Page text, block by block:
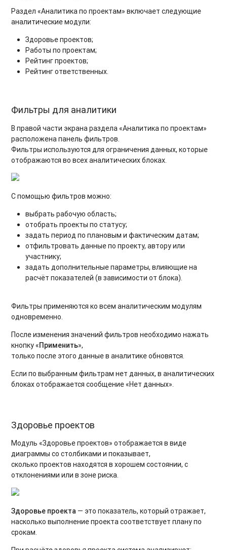
Раздел «Аналитика по проектам» включает следующие
аналитические модули:
Здоровье проектов;
Работы по проектам;
Рейтинг проектов;
Рейтинг ответственных.
Фильтры для аналитики
В правой части экрана раздела «Аналитика по проектам»
расположена панель фильтров.
Фильтры используются для ограничения данных, которые
отображаются во всех аналитических блоках.
С помощью фильтров можно:
выбрать рабочую область;
отобрать проекты по статусу;
задать период по плановым и фактическим датам;
отфильтровать данные по проекту, автору или
участнику;
задать дополнительные параметры, влияющие на
расчёт показателей (в зависимости от блока).
Фильтры применяются ко всем аналитическим модулям
одновременно.
После изменения значений фильтров необходимо нажать
кнопку «Применить»,
только после этого данные в аналитике обновятся.
Если по выбранным фильтрам нет данных, в аналитических
блоках отображается сообщение «Нет данных».
Здоровье проектов
Модуль «Здоровье проектов» отображается в виде
диаграммы со столбиками и показывает,
сколько проектов находятся в хорошем состоянии, с
отклонениями или в зоне риска.
Здоровье проекта — это показатель, который отражает,
насколько выполнение проекта соответствует плану по
срокам.